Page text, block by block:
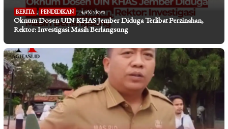
BERITA , PENDIDIKAN 4,456 views
Oknum Dosen UIN KHAS Jember Diduga Terlibat Perzinahan,
Rektor: Investigasi Masih Berlangsung